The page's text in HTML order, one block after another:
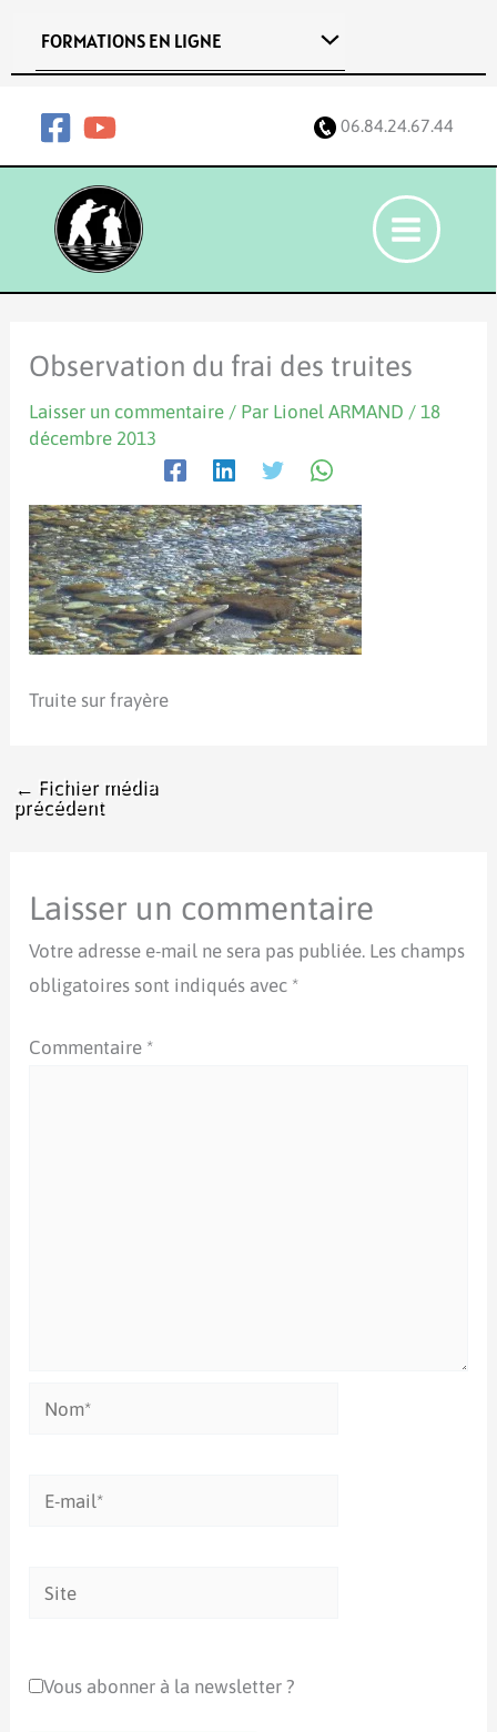
FORMATIONS EN LIGNE
06.84.24.67.44
Observation du frai des truites
Laisser un commentaire / Par Lionel ARMAND /18
décembre 2013
Truite sur frayère
←
Fichier média
précédent
Laisser un commentaire
Votre adresse e-mail ne sera pas publiée. Les champs
obligatoires sont indiqués avec *
Commentaire *
Nom*
Site
Vous abonner à la newsletter ?